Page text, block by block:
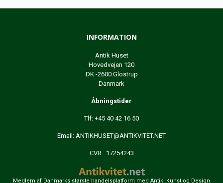
INFORMATION
Antik Huset
Hovedvejen 120
DK -2600 Glostrup
Danmark
Åbningstider
Tlf: +45 40 42 16 50
Email: ANTIKHUSET@ANTIKVITET.NET
CVR : 17254243
Medlem af Danmarks største handelsplatform med Antik, Kunst og Design